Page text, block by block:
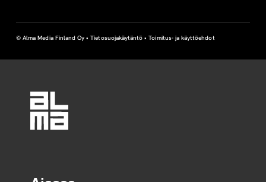
© Alma Media Finland Oy •Tietosuojakäytäntö •Toimitus- ja käyttöehdot